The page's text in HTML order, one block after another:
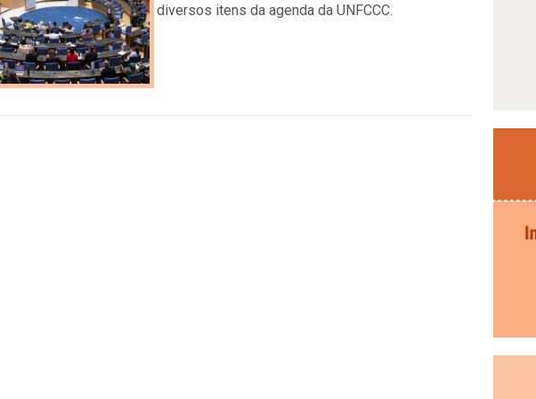
diversos itens da agenda da UNFCCC.